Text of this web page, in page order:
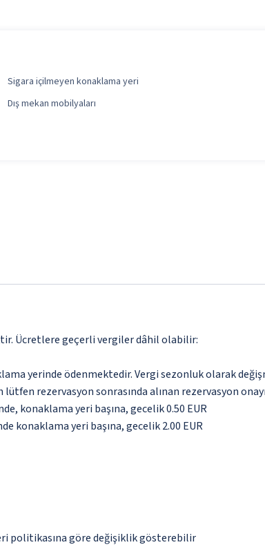
Sigara içilmeyen konaklama yeri
Dış mekan mobilyaları
Ücretlere geçerli vergiler dâhil olabilir:
yerinde ödenmektedir. Vergi sezonluk olarak
rezervasyon sonrasında alınan rezervasyon
konaklama yeri başına, gecelik 0.50 EUR
konaklama yeri başına, gecelik 2.00 EUR
politikasına göre değişiklik gösterebilir